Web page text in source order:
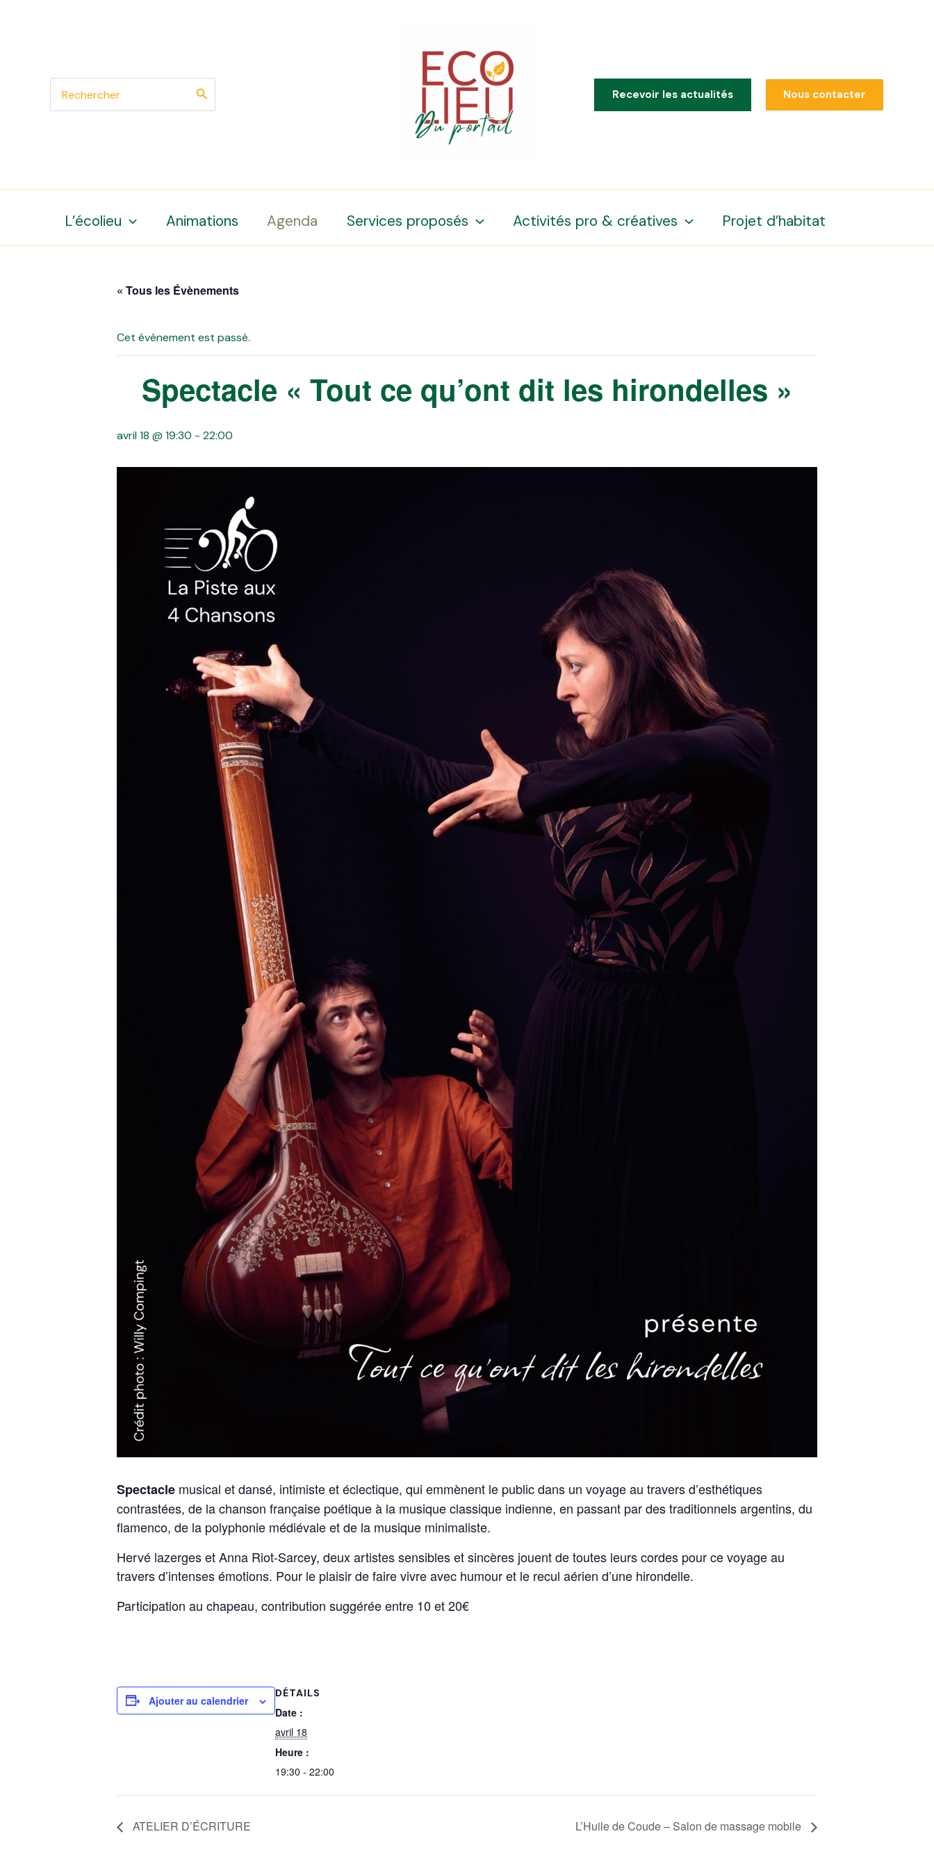
for:
Recevoir les actualités Nous contacter
L’écolieu Animations Agenda Services proposés Activités pro & créatives Projet d’habitat
« Tous les Évènements
Cet évènement est passé.
Spectacle « Tout ce qu’ont dit les hirondelles »
avril 18 @ 19:30 - 22:00
Spectacle musical et dansé, intimiste et éclectique, qui emmènent le public dans un voyage au travers d’esthétiques
contrastées, de la chanson française poétique à la musique classique indienne, en passant par des traditionnels argentins, du
flamenco, de la polyphonie médiévale et de la musique minimaliste.
Hervé lazerges et Anna Riot-Sarcey, deux artistes sensibles et sincères jouent de toutes leurs cordes pour ce voyage au
travers d’intenses émotions. Pour le plaisir de faire vivre avec humour et le recul aérien d’une hirondelle.
Participation au chapeau, contribution suggérée entre 10 et 20€
Ajouter au calendrier
DÉTAILS
Date :
avril 18
Heure :
19:30 - 22:00
ATELIER D’ÉCRITURE L’Huile de Coude – Salon de massage mobile